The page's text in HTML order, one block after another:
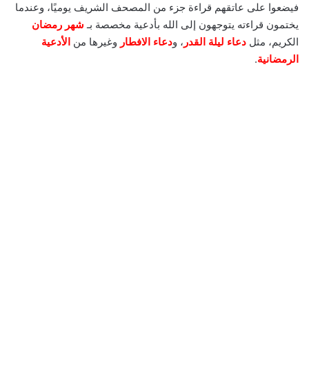
فيضعوا على عاتقهم قراءة جزء من المصحف الشريف يوميًا، وعندما
يختمون قراءته يتوجهون إلى الله بأدعية مخصصة بـ شهر رمضان
الكريم، مثل دعاء ليلة القدر ، ودعاء الافطار وغيرها من الأدعية
الرمضانية.